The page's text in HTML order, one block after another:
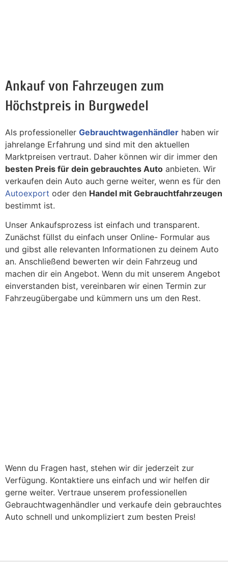
Ankauf von Fahrzeugen zum
Höchstpreis in Burgwedel
Als professioneller Gebrauchtwagenhändler haben wir
jahrelange Erfahrung und sind mit den aktuellen
Marktpreisen vertraut. Daher können wir dir immer den
besten Preis für dein gebrauchtes Auto anbieten. Wir
verkaufen dein Auto auch gerne weiter, wenn es für den
Autoexport oder den Handel mit Gebrauchtfahrzeugen
bestimmt ist.
Unser Ankaufsprozess ist einfach und transparent.
Zunächst füllst du einfach unser Online- Formular aus
und gibst alle relevanten Informationen zu deinem Auto
an. Anschließend bewerten wir dein Fahrzeug und
machen dir ein Angebot. Wenn du mit unserem Angebot
einverstanden bist, vereinbaren wir einen Termin zur
Fahrzeugübergabe und kümmern uns um den Rest.
Wenn du Fragen hast, stehen wir dir jederzeit zur
Verfügung. Kontaktiere uns einfach und wir helfen dir
gerne weiter. Vertraue unserem professionellen
Gebrauchtwagenhändler und verkaufe dein gebrauchtes
Auto schnell und unkompliziert zum besten Preis!